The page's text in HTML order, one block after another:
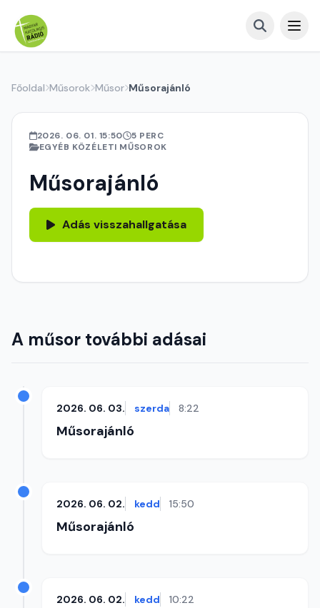
Főoldal Műsorok Műsor Műsorajánló
2026. 06. 01. 15:50
5 PERC
EGYÉB KÖZÉLETI MŰSOROK
Műsorajánló
Adás visszahallgatása
A műsor további adásai
2026. 06. 03. szerda 8:22
Műsorajánló
2026. 06. 02. kedd 15:50
Műsorajánló
2026. 06. 02. kedd 10:22